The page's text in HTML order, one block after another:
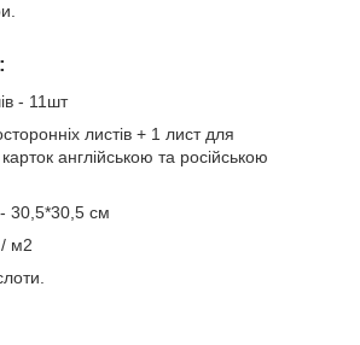
:
- 11шт
листів + 1 лист для
карток англійською та російською
30,5*30,5 см
/ м2